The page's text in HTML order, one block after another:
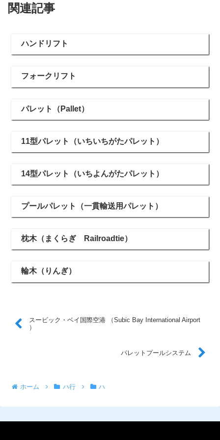
関連記事
ハンドリフト
フォークリフト
パレット（Pallet）
11型パレット（いちいちがたパレット）
14型パレット（いちよんがたパレット）
プールパレット（一貫輸送用パレット）
枕木（まくらぎ Railroadtie）
輪木（りんぎ）
スービック・ベイ国際空港 （Subic Bay International Airport
）
パレットプールシステム
ホーム ハ行 ハ